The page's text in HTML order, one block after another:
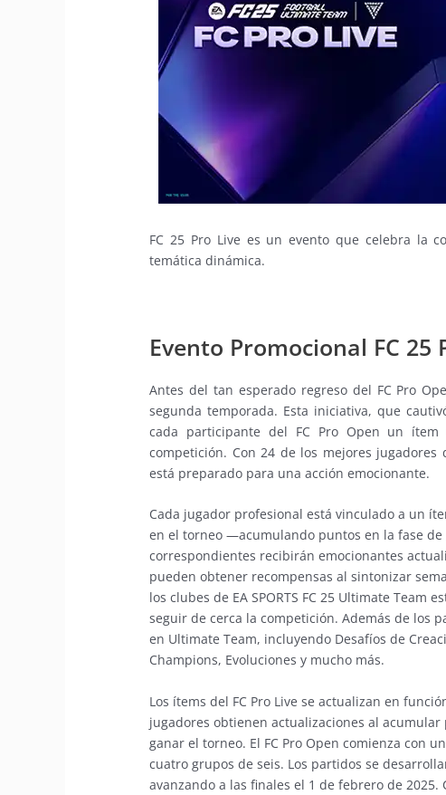
FC 25 Pro Live es un evento que celebra la
temática dinámica.
Evento Promocional FC 25
Antes del tan esperado regreso del FC Pro
segunda temporada. Esta iniciativa, que
cada participante del FC Pro Open un
competición. Con 24 de los mejores
está preparado para una acción emocionante.
Cada jugador profesional está vinculado a un
en el torneo —acumulando puntos en la fase
correspondientes recibirán emocionantes
pueden obtener recompensas al sintonizar
los clubes de EA SPORTS FC 25 Ultimate
seguir de cerca la competición. Además de los
en Ultimate Team, incluyendo Desafíos de
Champions, Evoluciones y mucho más.
Los ítems del FC Pro Live se actualizan en
jugadores obtienen actualizaciones al
ganar el torneo. El FC Pro Open comienza con
cuatro grupos de seis. Los partidos se
avanzando a las finales el 1 de febrero de